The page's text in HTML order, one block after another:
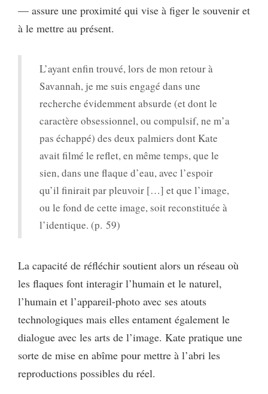
— assure une proximité qui vise à figer le souvenir et
à le mettre au présent.
L’ayant enfin trouvé, lors de mon retour à
Savannah, je me suis engagé dans une
recherche évidemment absurde (et dont le
caractère obsessionnel, ou compulsif, ne m’a
pas échappé) des deux palmiers dont Kate
avait filmé le reflet, en même temps, que le
sien, dans une flaque d’eau, avec l’espoir
qu’il finirait par pleuvoir […] et que l’image,
ou le fond de cette image, soit reconstituée à
l’identique. (p. 59)
La capacité de réfléchir soutient alors un réseau où
les flaques font interagir l’humain et le naturel,
l’humain et l’appareil-photo avec ses atouts
technologiques mais elles entament également le
dialogue avec les arts de l’image. Kate pratique une
sorte de mise en abîme pour mettre à l’abri les
reproductions possibles du réel.